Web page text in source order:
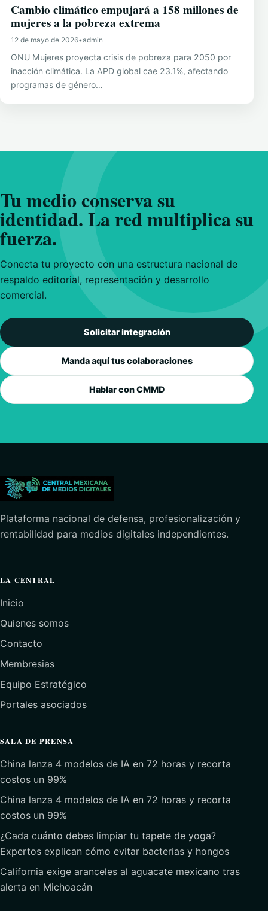
Cambio climático empujará a 158 millones de
mujeres a la pobreza extrema
12 de mayo de 2026•admin
ONU Mujeres proyecta crisis de pobreza para 2050 por
inacción climática. La APD global cae 23.1%, afectando
programas de género…
Tu medio conserva su
identidad. La red multiplica su
fuerza.
Conecta tu proyecto con una estructura nacional de
respaldo editorial, representación y desarrollo
comercial.
Solicitar integración
Manda aquí tus colaboraciones
Hablar con CMMD
Plataforma nacional de defensa, profesionalización y
rentabilidad para medios digitales independientes.
LA CENTRAL
Inicio
Quienes somos
Contacto
Membresias
Equipo Estratégico
Portales asociados
SALA DE PRENSA
China lanza 4 modelos de IA en 72 horas y recorta
costos un 99%
China lanza 4 modelos de IA en 72 horas y recorta
costos un 99%
¿Cada cuánto debes limpiar tu tapete de yoga?
Expertos explican cómo evitar bacterias y hongos
California exige aranceles al aguacate mexicano tras
alerta en Michoacán